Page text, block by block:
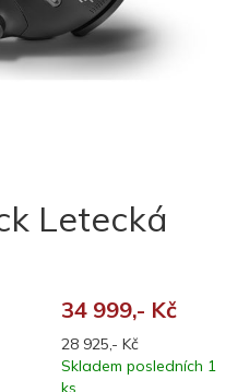
Letecká
34 999,- Kč
28 925,- Kč
Skladem posledních 1
ks